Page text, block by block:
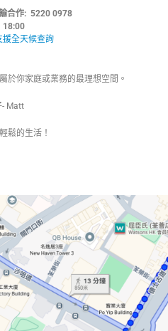
合作: 5220 0978
– 18:00
全天候查詢
於你家庭或業務的最理想空間。
- Matt
鬆的生活！